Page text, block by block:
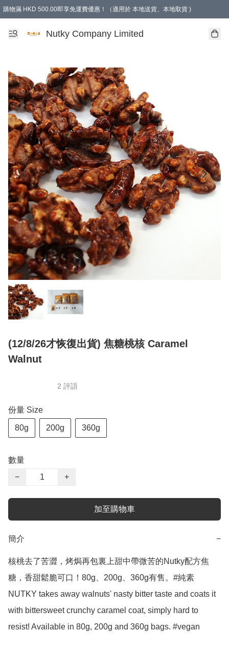
購物滿 HKD 500.00即享免運費優惠！（適用於 本地送貨、本地取貨 )
Nutky Company Limited
(12/8/26才恢復出貨) 焦糖桃核 Caramel
Walnut
2 評語
份量 Size
80g 200g 360g
數量
−
+
加至購物車
簡介 −
核桃去了苦澀，烤焗再包裏上甜中帶微苦的Nutky配方焦
糖，香甜鬆脆可口！80g、200g、360g有售。#純素
NUTKY takes away walnuts' nasty bitter taste and coats it
with bittersweet crunchy caramel coat, simply hard to
resist! Available in 80g, 200g and 360g bags. #vegan